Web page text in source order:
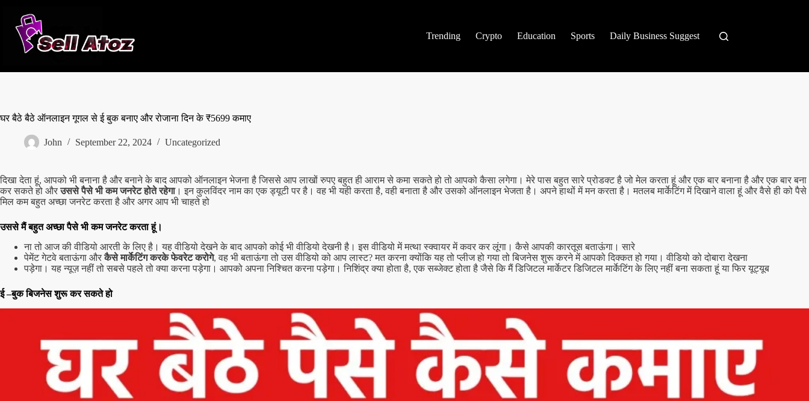
content
Trending
Crypto Education Sports Daily Business Suggest
घर बैठे बैठे ऑनलाइन गूगल से ई बुक बनाए और रोजाना दिन के ₹5699 कमाए
John September 22, 2024 Uncategorized
दिखा देता हूं, आपको भी बनाना है और बनाने के बाद आपको ऑनलाइन भेजना है जिससे आप लाखों रुपए बहुत ही आराम से कमा सकते हो तो आपको कैसा लगेगा। मेरे पास बहुत सारे प्रोडक्ट है जो मेल करता हूं और एक बार बनाना है और एक बार बना
कर सकते हो औरउससे पैसे भी कम जनरेट होते रहेगा। इन कुलविंदर नाम का एक ड्यूटी पर है। वह भी यही करता है, वही बनाता है और उसको ऑनलाइन भेजता है। अपने हाथों में मन करता है। मतलब मार्केटिंग में दिखाने वाला हूं और वैसे ही को पैसे
मिल कम बहुत अच्छा जनरेट करता है और अगर आप भी चाहते हो
उससे मैं बहुत अच्छा पैसे भी कम जनरेट करता हूं।
ना तो आज की वीडियो आरती के लिए है। यह वीडियो देखने के बाद आपको कोई भी वीडियो देखनी है। इस वीडियो में मत्था स्क्वायर में कवर कर लूंगा। कैसे आपकी कारतूस बताऊंगा। सारे
पेमेंट गेटवे बताऊंगा औरकैसे मार्केटिंग करके फेवरेट करोगे, वह भी बताऊंगा तो उस वीडियो को आप लास्ट? मत करना क्योंकि यह तो प्लीज हो गया तो बिजनेस शुरू करने में आपको दिक्कत हो गया। वीडियो को दोबारा देखना
पड़ेगा। यह न्यूज़ नहीं तो सबसे पहले तो क्या करना पड़ेगा। आपको अपना निश्चित करना पड़ेगा। निशिंद्र क्या होता है, एक सब्जेक्ट होता है जैसे कि मैं डिजिटल मार्केटर डिजिटल मार्केटिंग के लिए नहीं बना सकता हूं या फिर यूट्यूब
ई –बुक बिजनेस शुरू कर सकते हो